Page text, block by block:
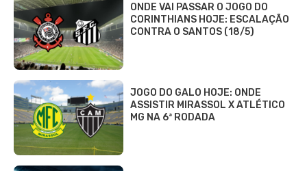
ONDE VAI PASSAR O JOGO DO
CORINTHIANS HOJE: ESCALAÇÃO
CONTRA O SANTOS (18/5)
JOGO DO GALO HOJE: ONDE
ASSISTIR MIRASSOL X ATLÉTICO
MG NA 6ª RODADA